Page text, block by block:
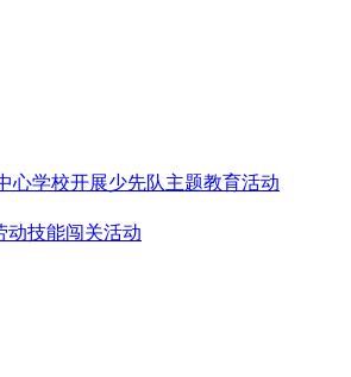
学校开展少先队主题教育活动
技能闯关活动